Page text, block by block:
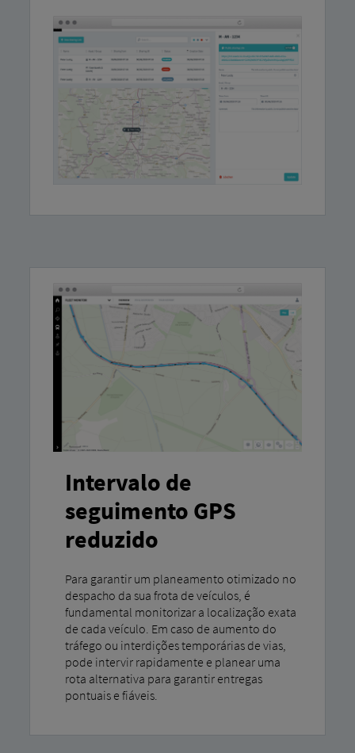
Intervalo de
seguimento GPS
reduzido
Para garantir um planeamento otimizado no
despacho da sua frota de veículos, é
fundamental monitorizar a localização exata
de cada veículo. Em caso de aumento do
tráfego ou interdições temporárias de vias,
pode intervir rapidamente e planear uma
rota alternativa para garantir entregas
pontuais e fiáveis.